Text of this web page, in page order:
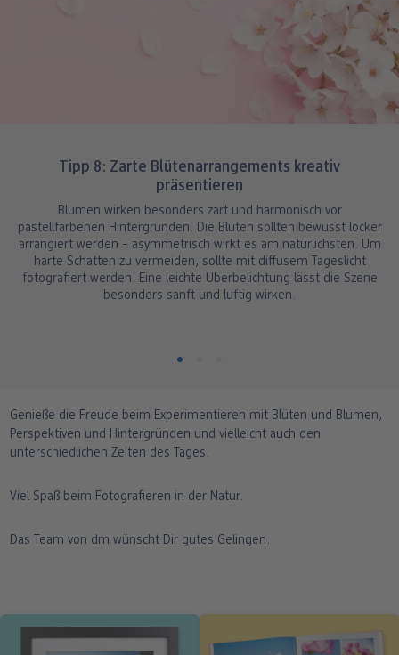
Tipp 8: Zarte Blütenarrangements kreativ
präsentieren
Blumen wirken besonders zart und harmonisch vor
pastellfarbenen Hintergründen. Die Blüten sollten bewusst locker
arrangiert werden – asymmetrisch wirkt es am natürlichsten. Um
harte Schatten zu vermeiden, sollte mit diffusem Tageslicht
fotografiert werden. Eine leichte Überbelichtung lässt die Szene
besonders sanft und luftig wirken.
Genieße die Freude beim Experimentieren mit Blüten und Blumen,
Perspektiven und Hintergründen und vielleicht auch den
unterschiedlichen Zeiten des Tages.
Viel Spaß beim Fotografieren in der Natur.
Das Team von dm wünscht Dir gutes Gelingen.